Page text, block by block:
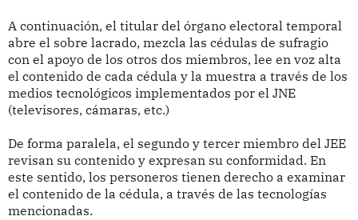
A continuación, el titular del órgano electoral temporal
abre el sobre lacrado, mezcla las cédulas de sufragio
con el apoyo de los otros dos miembros, lee en voz alta
el contenido de cada cédula y la muestra a través de los
medios tecnológicos implementados por el JNE
(televisores, cámaras, etc.)
De forma paralela, el segundo y tercer miembro del JEE
revisan su contenido y expresan su conformidad. En
este sentido, los personeros tienen derecho a examinar
el contenido de la cédula, a través de las tecnologías
mencionadas.